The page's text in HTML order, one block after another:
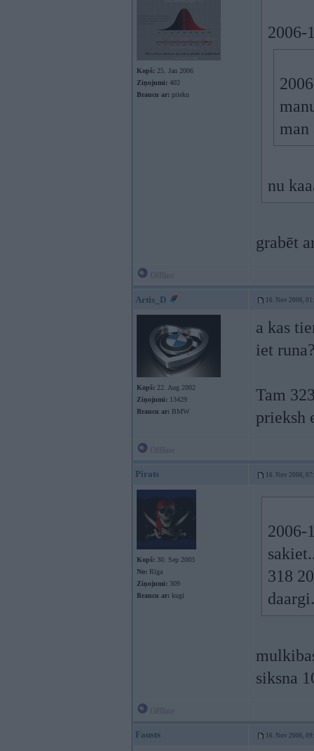
Kopš: 25. Jan 2006
Ziņojumi: 402
Braucu ar: prieku
2006-
nu
grabēt
Artis_D 16. Nov 2006,
Kopš: 22. Aug 2002
Ziņojumi: 13429
Braucu ar: BMW
a kas
iet
Tam
prieksh
Pirats 16. Nov 2006,
Kopš: 30. Sep 2003
No: Rīga
Ziņojumi: 309
Braucu ar: kugi
2006-
318
siksna
Fausts 16. Nov 2006,